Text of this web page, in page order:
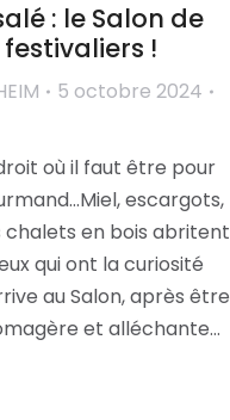
: le Salon de
!
5 octobre 2024
où il faut être pour
escargots,
en bois abritent
qui ont la curiosité
au Salon, après être
et alléchante…